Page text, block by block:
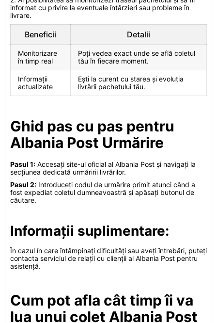
informat cu privire la eventuale întârzieri sau probleme în
livrare.
Beneficii Detalii
Monitorizare
în timp real
Poți vedea exact unde se află coletul
tău în fiecare moment.
Informații
actualizate
Ești la curent cu starea și evoluția
livrării pachetului tău.
Ghid pas cu pas pentru
Albania Post Urmărire
Pasul 1: Accesați site-ul oficial al Albania Post și navigați la
secțiunea dedicată urmăririi livrărilor.
Pasul 2: Introduceți codul de urmărire primit atunci când a
fost expediat coletul dumneavoastră și apăsați butonul de
căutare.
Informații suplimentare:
În cazul în care întâmpinați dificultăți sau aveți întrebări, puteți
contacta serviciul de relații cu clienții al Albania Post pentru
asistență.
Cum pot afla cât timp îi va
lua unui colet Albania Post